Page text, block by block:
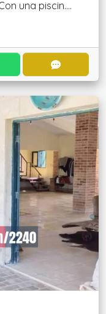
una piscin....
POR